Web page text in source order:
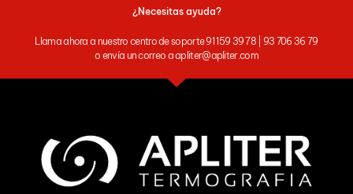
¿Necesitas ayuda?
Llama ahora a nuestro centro de soporte 91 159 39 78 | 93 706 36 79
o envía un correo a apliter@apliter.com